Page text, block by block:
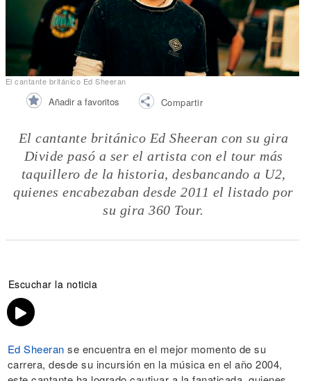
El cantante británico Ed Sheeran
Añadir a favoritos Compartir
El cantante británico Ed Sheeran con su gira
Divide pasó a ser el artista con el tour más
taquillero de la historia, desbancando a U2,
quienes encabezaban desde 2011 el listado por
su gira 360 Tour.
Escuchar la noticia
Ed Sheeran se encuentra en el mejor momento de su
carrera, desde su incursión en la música en el año 2004,